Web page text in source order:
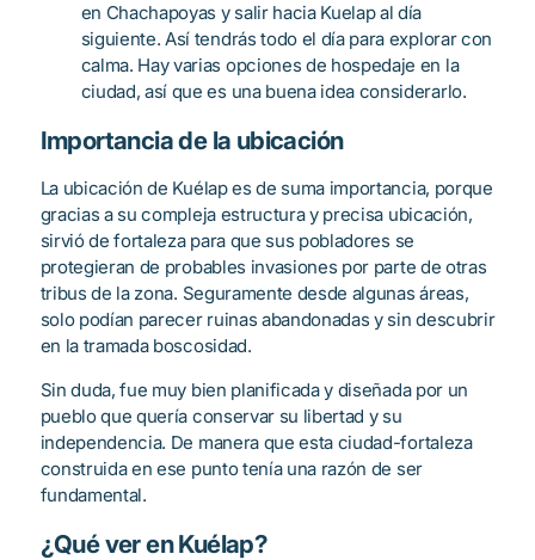
en Chachapoyas y salir hacia Kuelap al día
siguiente. Así tendrás todo el día para explorar con
calma. Hay varias opciones de hospedaje en la
ciudad, así que es una buena idea considerarlo.
Importancia de la ubicación
La ubicación de Kuélap es de suma importancia, porque
gracias a su compleja estructura y precisa ubicación,
sirvió de fortaleza para que sus pobladores se
protegieran de probables invasiones por parte de otras
tribus de la zona. Seguramente desde algunas áreas,
solo podían parecer ruinas abandonadas y sin descubrir
en la tramada boscosidad.
Sin duda, fue muy bien planificada y diseñada por un
pueblo que quería conservar su libertad y su
independencia. De manera que esta ciudad-fortaleza
construida en ese punto tenía una razón de ser
fundamental.
¿Qué ver en Kuélap?